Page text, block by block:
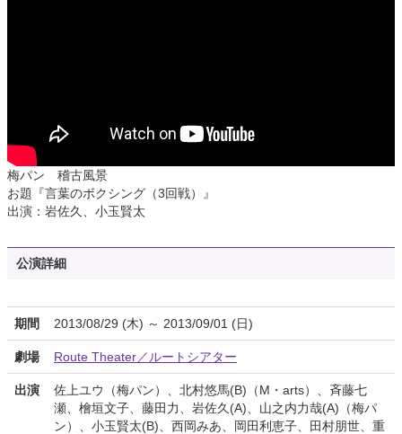
梅パン 稽古風景
お題『言葉のボクシング（3回戦）』
出演：岩佐久、小玉賢太
公演詳細
期間 2013/08/29 (木) ～ 2013/09/01 (日)
劇場 Route Theater／ルートシアター
出演
佐上ユウ（梅パン）、北村悠馬(B)（M・arts）、斉藤七
瀬、檜垣文子、藤田力、岩佐久(A)、山之内力哉(A)（梅パ
ン）、小玉賢太(B)、西岡みあ、岡田利恵子、田村朋世、重